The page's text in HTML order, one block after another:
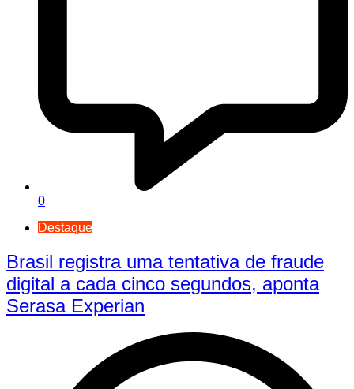
0
Destaque
Brasil registra uma tentativa de fraude
digital a cada cinco segundos, aponta
Serasa Experian